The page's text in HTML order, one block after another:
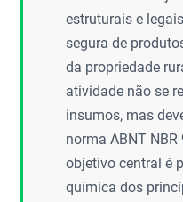
estruturais e
segura de
da propriedade
atividade não se
insumos, mas
norma ABNT NBR
objetivo central é
química dos